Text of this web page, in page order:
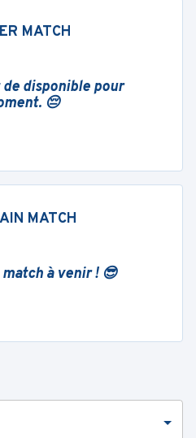
MATCH
disponible pour
😔
MATCH
match à venir ! 😎